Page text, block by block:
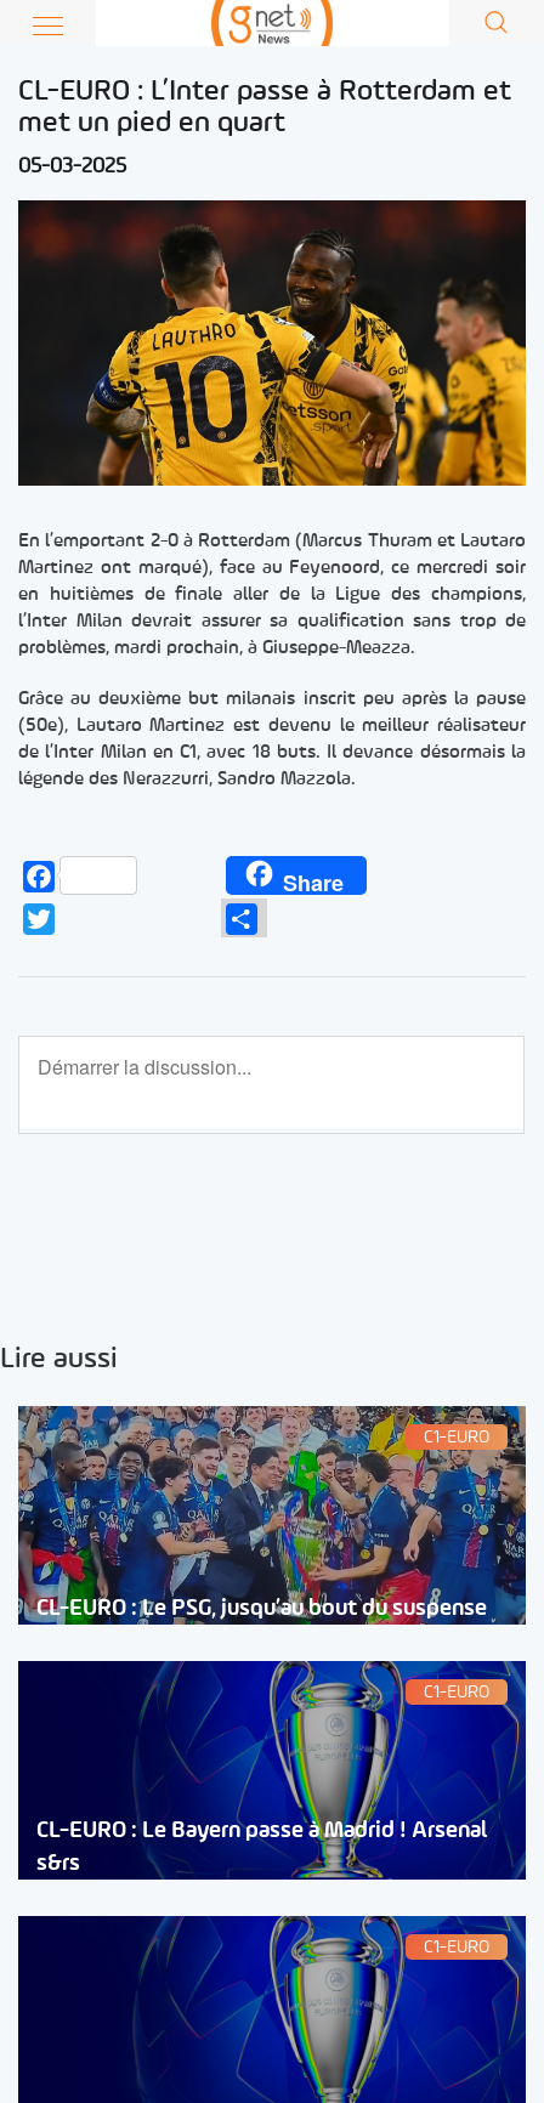
CL-EURO : L’Inter passe à Rotterdam et
met un pied en quart
05-03-2025
En l’emportant 2-0 à Rotterdam (Marcus Thuram et Lautaro
Martinez ont marqué), face au Feyenoord, ce mercredi soir
en huitièmes de finale aller de la Ligue des champions,
l’Inter Milan devrait assurer sa qualification sans trop de
problèmes, mardi prochain, à Giuseppe-Meazza.
Grâce au deuxième but milanais inscrit peu après la pause
(50e), Lautaro Martinez est devenu le meilleur réalisateur
de l’Inter Milan en C1, avec 18 buts. Il devance désormais la
légende des Nerazzurri, Sandro Mazzola.
Facebook Share
Partager
Lire aussi
C1-EURO
CL-EURO : Le PSG, jusqu’au bout du suspense
C1-EURO
CL-EURO : Le Bayern passe à Madrid ! Arsenal
s&rs
C1-EURO